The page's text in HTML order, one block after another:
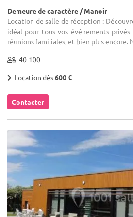
Demeure de caractère / Manoir
Location de salle de réception :
idéal pour tous vos événements privés
réunions familiales, et bien plus encore.
40-100
Location dès600 €
Contacter